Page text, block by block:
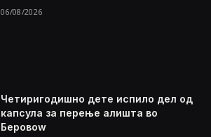
06/08/2026
Четиригодишно дете испило дел од
капсула за перење алишта во
Беровоw